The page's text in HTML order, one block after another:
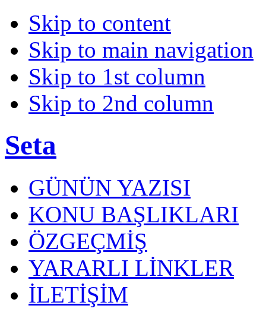
Skip to content
Skip to main navigation
Skip to 1st column
Skip to 2nd column
Seta
GÜNÜN YAZISI
KONU BAŞLIKLARI
ÖZGEÇMİŞ
YARARLI LİNKLER
İLETİŞİM